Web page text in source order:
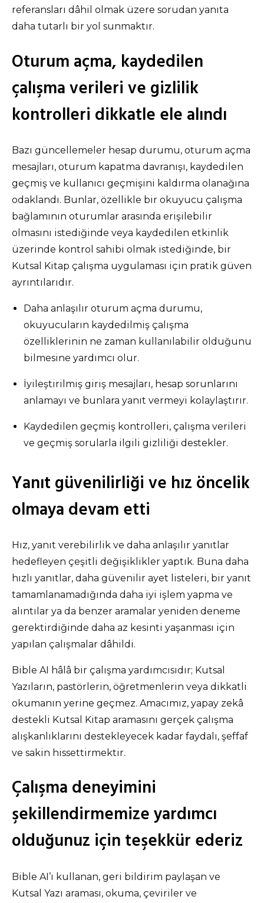
referansları dâhil olmak üzere sorudan yanıta
daha tutarlı bir yol sunmaktır.
Oturum açma, kaydedilen
çalışma verileri ve gizlilik
kontrolleri dikkatle ele alındı
Bazı güncellemeler hesap durumu, oturum açma
mesajları, oturum kapatma davranışı, kaydedilen
geçmiş ve kullanıcı geçmişini kaldırma olanağına
odaklandı. Bunlar, özellikle bir okuyucu çalışma
bağlamının oturumlar arasında erişilebilir
olmasını istediğinde veya kaydedilen etkinlik
üzerinde kontrol sahibi olmak istediğinde, bir
Kutsal Kitap çalışma uygulaması için pratik güven
ayrıntılarıdır.
Daha anlaşılır oturum açma durumu,
okuyucuların kaydedilmiş çalışma
özelliklerinin ne zaman kullanılabilir olduğunu
bilmesine yardımcı olur.
İyileştirilmiş giriş mesajları, hesap sorunlarını
anlamayı ve bunlara yanıt vermeyi kolaylaştırır.
Kaydedilen geçmiş kontrolleri, çalışma verileri
ve geçmiş sorularla ilgili gizliliği destekler.
Yanıt güvenilirliği ve hız öncelik
olmaya devam etti
Hız, yanıt verebilirlik ve daha anlaşılır yanıtlar
hedefleyen çeşitli değişiklikler yaptık. Buna daha
hızlı yanıtlar, daha güvenilir ayet listeleri, bir yanıt
tamamlanamadığında daha iyi işlem yapma ve
alıntılar ya da benzer aramalar yeniden deneme
gerektirdiğinde daha az kesinti yaşanması için
yapılan çalışmalar dâhildi.
Bible AI hâlâ bir çalışma yardımcısıdır; Kutsal
Yazıların, pastörlerin, öğretmenlerin veya dikkatli
okumanın yerine geçmez. Amacımız, yapay zekâ
destekli Kutsal Kitap aramasını gerçek çalışma
alışkanlıklarını destekleyecek kadar faydalı, şeffaf
ve sakin hissettirmektir.
Çalışma deneyimini
şekillendirmemize yardımcı
olduğunuz için teşekkür ederiz
Bible AI’ı kullanan, geri bildirim paylaşan ve
Kutsal Yazı araması, okuma, çeviriler ve